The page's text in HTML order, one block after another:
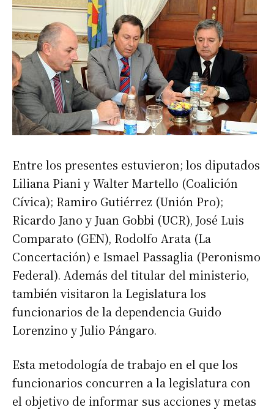
Entre los presentes estuvieron; los diputados
Liliana Piani y Walter Martello (Coalición
Cívica); Ramiro Gutiérrez (Unión Pro);
Ricardo Jano y Juan Gobbi (UCR), José Luis
Comparato (GEN), Rodolfo Arata (La
Concertación) e Ismael Passaglia (Peronismo
Federal). Además del titular del ministerio,
también visitaron la Legislatura los
funcionarios de la dependencia Guido
Lorenzino y Julio Pángaro.
Esta metodología de trabajo en el que los
funcionarios concurren a la legislatura con
el objetivo de informar sus acciones y metas